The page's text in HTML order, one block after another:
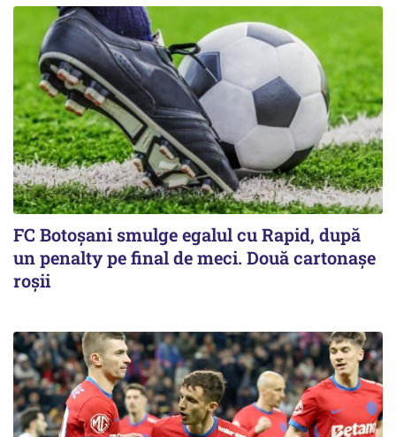
FC Botoşani smulge egalul cu Rapid, după
un penalty pe final de meci. Două cartonaşe
roşii